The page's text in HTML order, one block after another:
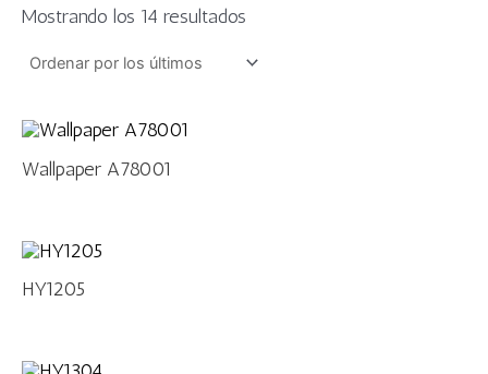
Mostrando los 14 resultados
Wallpaper A78001
HY1205